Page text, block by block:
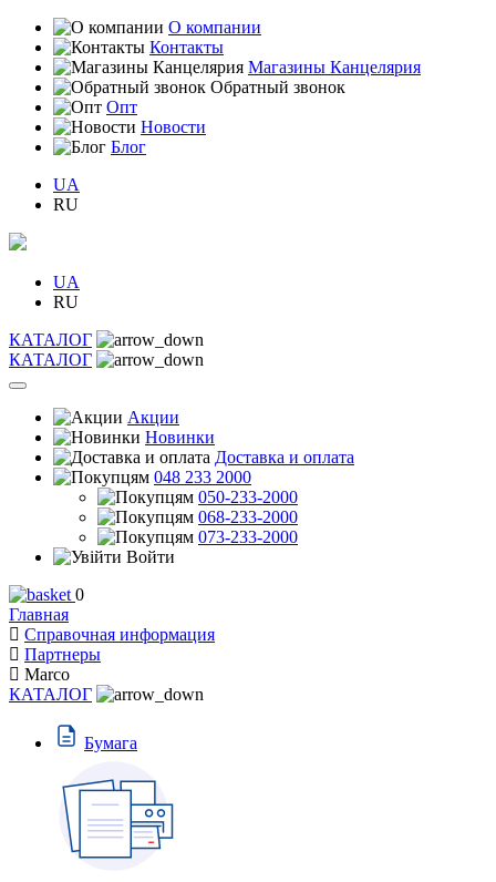
О компании
Контакты
Магазины Канцелярия
Обратный звонок
Опт
Новости
Блог
UA
RU
UA
RU
КАТАЛОГ
КАТАЛОГ
Акции
Новинки
Доставка и оплата
048 233 2000
050-233-2000
068-233-2000
073-233-2000
Войти
0
Главная
Справочная информация
Партнеры
Marco
КАТАЛОГ
Бумага